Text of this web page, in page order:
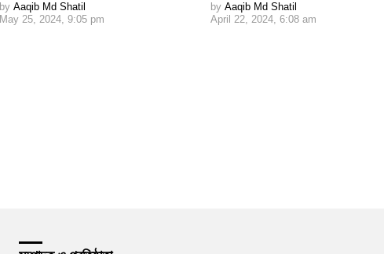
by Aaqib Md Shatil
May 25, 2024, 9:05 pm
by Aaqib Md Shatil
April 22, 2024, 6:08 am